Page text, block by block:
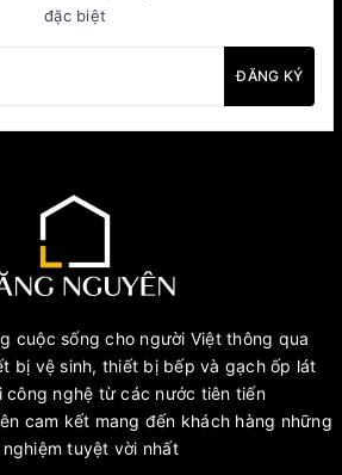
đặc biệt
ĐĂNG KÝ
cuộc sống cho người Việt thông qua
bị vệ sinh, thiết bị bếp và gạch ốp lát
công nghệ từ các nước tiên tiến
cam kết mang đến khách hàng những
tuyệt vời nhất